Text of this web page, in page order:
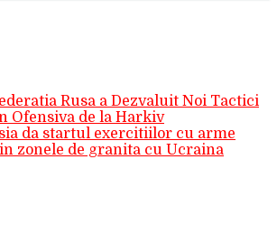
Rusa a Dezvaluit Noi Tactici
Ofensiva de la Harkiv
da startul exercitiilor cu arme
zonele de granita cu Ucraina